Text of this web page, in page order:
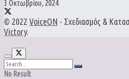
3 Οκτωβρίου, 2024
© 2022 VoiceON - Σχεδιασμός &
Victory.
No Result